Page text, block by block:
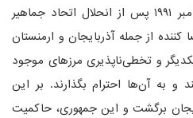
در اعلامیه آلماتی که در ۲۱ دسامبر ۱۹۹۱ پس از انحلال اتحاد جماهیر
از جمله آذربایجان و ارمنستان
و تخطی‌ناپذیری مرزهای موجود
و به آن‌ها احترام بگذارند. بر این
برگشت و این جمهوری، حاکمیت